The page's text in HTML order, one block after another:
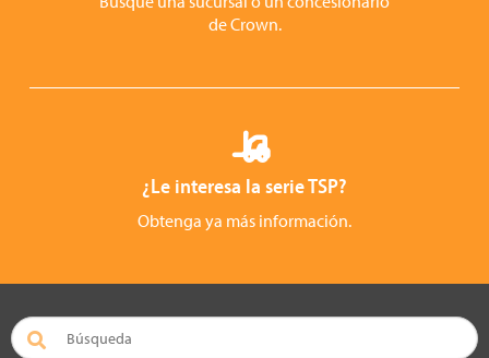
de Crown.
¿Le interesa la serie TSP?
Obtenga ya más información.